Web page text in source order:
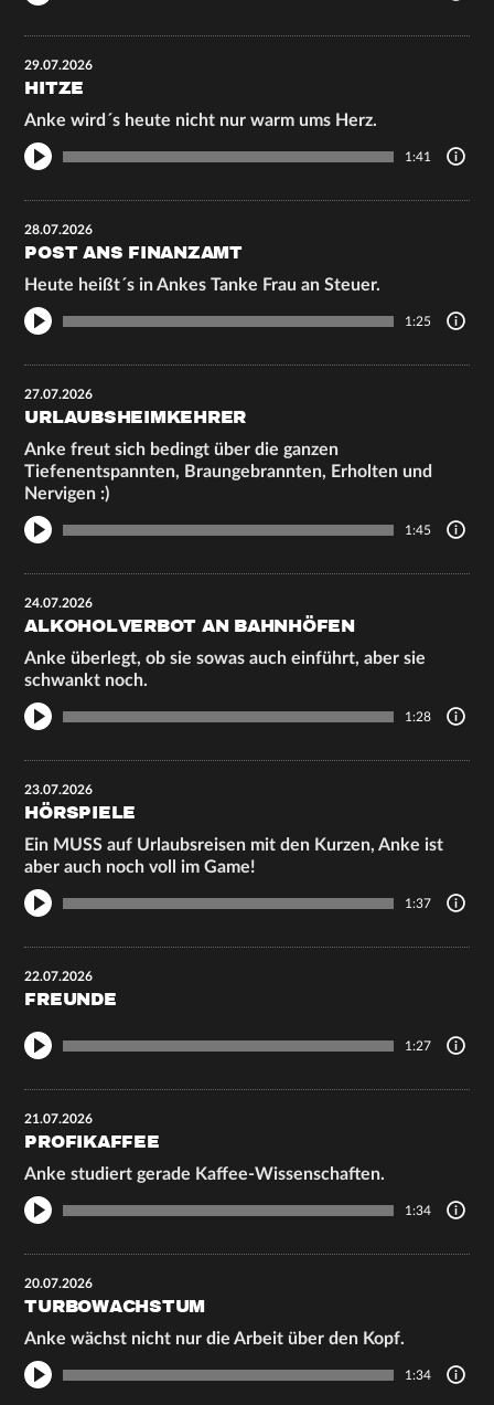
29.07.2026
HITZE
Anke wird´s heute nicht nur warm ums Herz.
1:41
28.07.2026
POST ANS FINANZAMT
Heute heißt´s in Ankes Tanke Frau an Steuer.
1:25
27.07.2026
URLAUBSHEIMKEHRER
Anke freut sich bedingt über die ganzen
Tiefenentspannten, Braungebrannten, Erholten und
Nervigen :)
1:45
24.07.2026
ALKOHOLVERBOT AN BAHNHÖFEN
Anke überlegt, ob sie sowas auch einführt, aber sie
schwankt noch.
1:28
23.07.2026
HÖRSPIELE
Ein MUSS auf Urlaubsreisen mit den Kurzen, Anke ist
aber auch noch voll im Game!
1:37
22.07.2026
FREUNDE
1:27
21.07.2026
PROFIKAFFEE
Anke studiert gerade Kaffee-Wissenschaften.
1:34
20.07.2026
TURBOWACHSTUM
Anke wächst nicht nur die Arbeit über den Kopf.
1:34